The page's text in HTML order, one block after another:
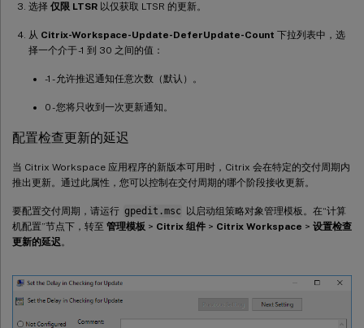
选择 仅限 LTSR 以仅获取 LTSR 的更新。
从 Citrix-Workspace-Update-DeferUpdate-Count 下拉列表中，选
择一个介于 -1 到 30 之间的值：
-1 - 允许推迟通知任意次数（默认）。
0 - 您将只收到一次更新通知。
配置检查更新的延迟
当 Citrix Workspace 应用程序的新版本可用时，Citrix 会在特定的交付周期内
推出更新。通过此属性，您可以控制在交付周期的哪个阶段接收更新。
要配置交付周期，请运行 gpedit.msc
以启动组策略对象管理模板。在“计算
机配置”节点下，转至 管理模板 > Citrix 组件 > Citrix Workspace > 设置检查
更新的延迟。